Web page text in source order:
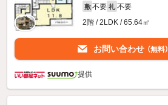
敷 不要 礼 不要
2階 / 2LDK / 65.64㎡
お問い合わせ （無料）
提供